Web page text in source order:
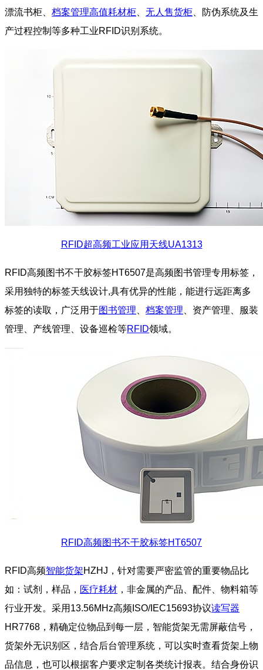
漂流书柜、 档案管理高值耗材柜 无人售货柜 、防伪系统及生
产过程控制等多种工业RFID识别系统。
RFID超高频工业应用天线UA1313
RFID高频图书不干胶标签HT6507是高频图书管理专用标签，
采用独特的标签天线设计,具有优异的性能，能进行远距离多
标签的读取，广泛用于图书管理 档案管理 、资产管理、服装
管理、产线管理、设备巡检等RFID领域。
RFID高频图书不干胶标签HT6507
RFID高频智能货架HZHJ，针对需要严密监管的重要物品比
如：试剂，样品， 医疗耗材 ，非金属的产品、配件、物料箱等
行业开发。采用13.56MHz高频ISO/IEC15693协议读写器
HR7768，精确定位物品到每一层，智能货架无需屏蔽信号，
货架外无识别区，结合后台管理系统，可以实时查看货架上物
品信息，也可以根据客户要求定制各类统计报表。结合身份识